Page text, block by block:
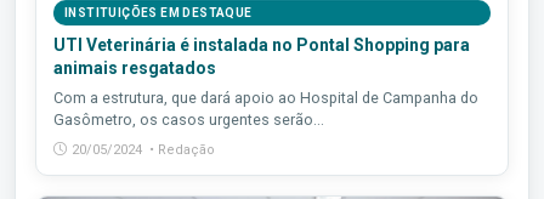
INSTITUIÇÕES EM DESTAQUE
UTI Veterinária é instalada no Pontal Shopping para
animais resgatados
Com a estrutura, que dará apoio ao Hospital de Campanha do
Gasômetro, os casos urgentes serão...
20/05/2024 • Redação